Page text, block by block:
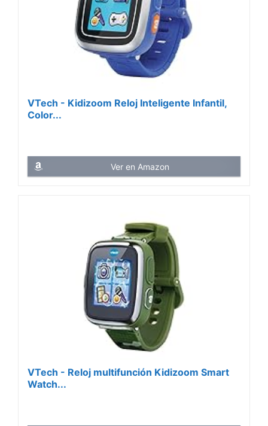
VTech - Kidizoom Reloj Inteligente Infantil,
Color...
Ver en Amazon
VTech - Reloj multifunción Kidizoom Smart
Watch...